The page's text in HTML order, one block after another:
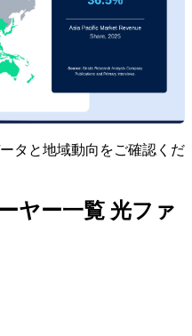
タと地域動向をご確認くだ
ヤー一覧 光ファ